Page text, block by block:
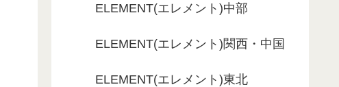
ELEMENT(エレメント)中部
ELEMENT(エレメント)関西・中国
ELEMENT(エレメント)東北